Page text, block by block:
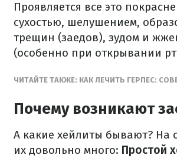
Проявляется все это
сухостью, шелушением,
трещин (заедов), зудом и
(особенно при открывании
ЧИТАЙТЕ ТАКЖЕ: КАК ЛЕЧИТЬ ГЕРПЕС:
Почему возникают
А какие хейлиты бывают? На
их довольно много: Простой